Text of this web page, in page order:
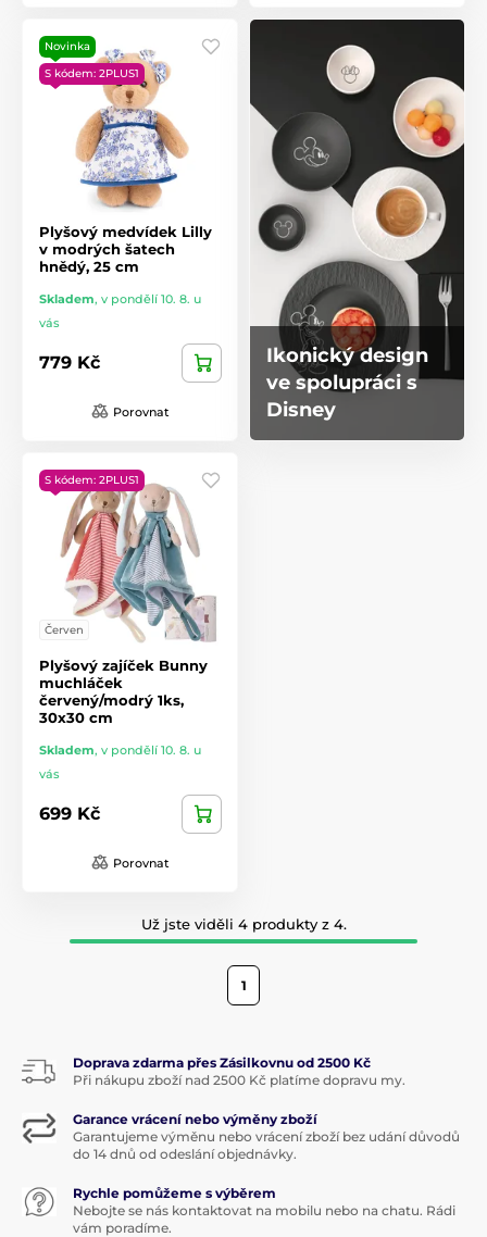
Novinka
S kódem: 2PLUS1
Plyšový medvídek Lilly
v modrých šatech
hnědý, 25 cm
Skladem, v pondělí 10. 8. u
vás
779 Kč
Porovnat
Ikonický design
ve spolupráci s
Disney
S kódem: 2PLUS1
Červen
Plyšový zajíček Bunny
muchláček
červený/modrý 1ks,
30x30 cm
Skladem, v pondělí 10. 8. u
vás
699 Kč
Porovnat
Už jste viděli 4 produkty z 4.
1
Doprava zdarma přes Zásilkovnu od 2500 Kč
Při nákupu zboží nad 2500 Kč platíme dopravu my.
Garance vrácení nebo výměny zboží
Garantujeme výměnu nebo vrácení zboží bez udání důvodů
do 14 dnů od odeslání objednávky.
Rychle pomůžeme s výběrem
Nebojte se nás kontaktovat na mobilu nebo na chatu. Rádi
vám poradíme.